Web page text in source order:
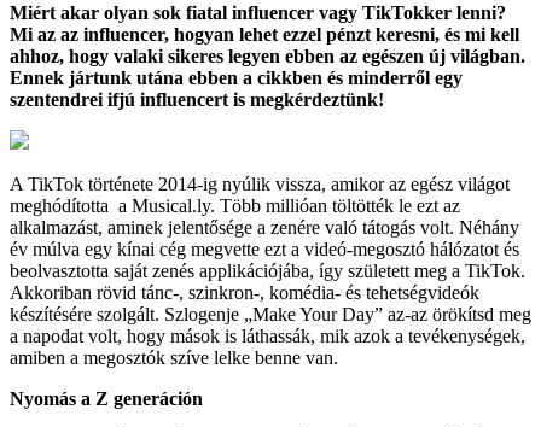
Miért akar olyan sok fiatal influencer vagy TikTokker lenni?
Mi az az influencer, hogyan lehet ezzel pénzt keresni, és mi kell
ahhoz, hogy valaki sikeres legyen ebben az egészen új világban.
Ennek jártunk utána ebben a cikkben és minderről egy
szentendrei ifjú influencert is megkérdeztünk!
A TikTok története 2014-ig nyúlik vissza, amikor az egész világot
meghódította a Musical.ly. Több millióan töltötték le ezt az
alkalmazást, aminek jelentősége a zenére való tátogás volt. Néhány
év múlva egy kínai cég megvette ezt a videó-megosztó hálózatot és
beolvasztotta saját zenés applikációjába, így született meg a TikTok.
Akkoriban rövid tánc-, szinkron-, komédia- és tehetségvideók
készítésére szolgált. Szlogenje „Make Your Day” az-az örökítsd meg
a napodat volt, hogy mások is láthassák, mik azok a tevékenységek,
amiben a megosztók szíve lelke benne van.
Nyomás a Z generáción